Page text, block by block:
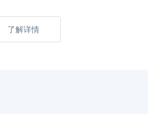
了解详情